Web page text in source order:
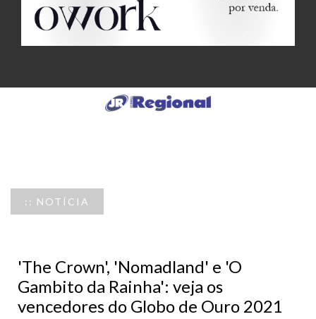
:: NOTÍCIA
'The Crown', 'Nomadland' e 'O
Gambito da Rainha': veja os
vencedores do Globo de Ouro 2021